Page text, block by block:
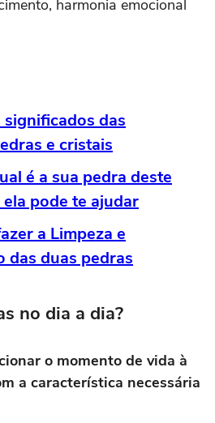
harmonia emocional
das
e cristais
é a sua pedra deste
pode te ajudar
a Limpeza e
das duas pedras
no dia a dia?
o momento de vida à
a característica necessária